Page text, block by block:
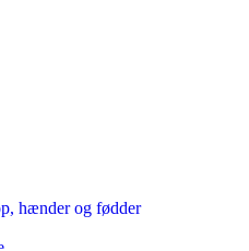
hænder og fødder